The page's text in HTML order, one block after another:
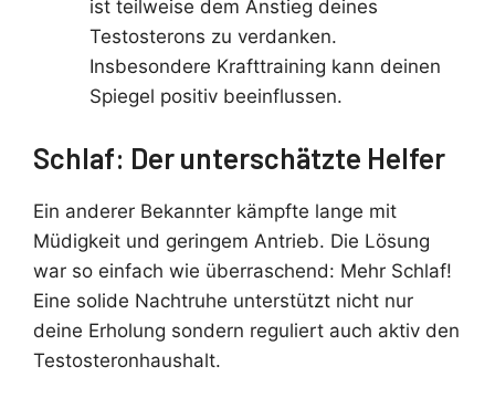
ist teilweise dem Anstieg deines
Testosterons zu verdanken.
Insbesondere Krafttraining kann deinen
Spiegel positiv beeinflussen.
Schlaf: Der unterschätzte Helfer
Ein anderer Bekannter kämpfte lange mit
Müdigkeit und geringem Antrieb. Die Lösung
war so einfach wie überraschend: Mehr Schlaf!
Eine solide Nachtruhe unterstützt nicht nur
deine Erholung sondern reguliert auch aktiv den
Testosteronhaushalt.